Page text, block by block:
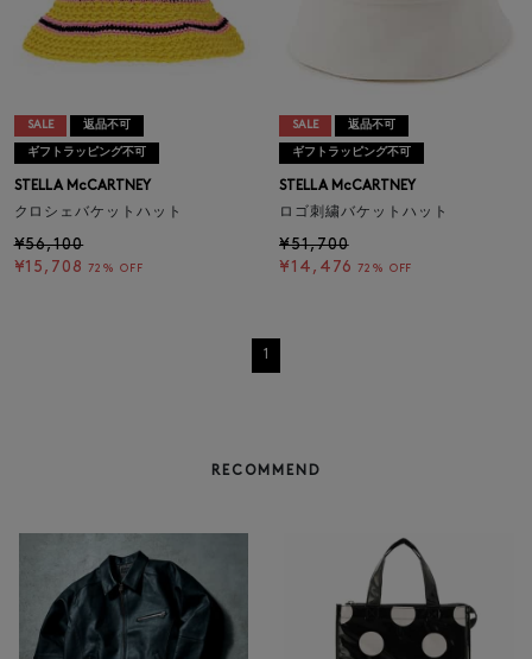
SALE 返品不可
ギフトラッピング不可
STELLA McCARTNEY
クロシェバケットハット
¥56,100
¥15,708 72% OFF
SALE 返品不可
ギフトラッピング不可
STELLA McCARTNEY
ロゴ刺繍バケットハット
¥51,700
¥14,476 72% OFF
1
RECOMMEND